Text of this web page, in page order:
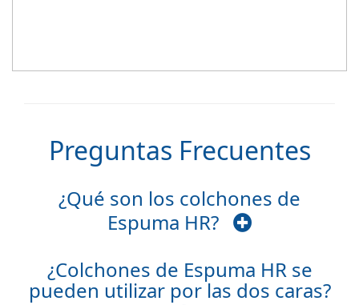
Preguntas Frecuentes
¿Qué son los colchones de
Espuma HR?
¿Colchones de Espuma HR se
pueden utilizar por las dos caras?